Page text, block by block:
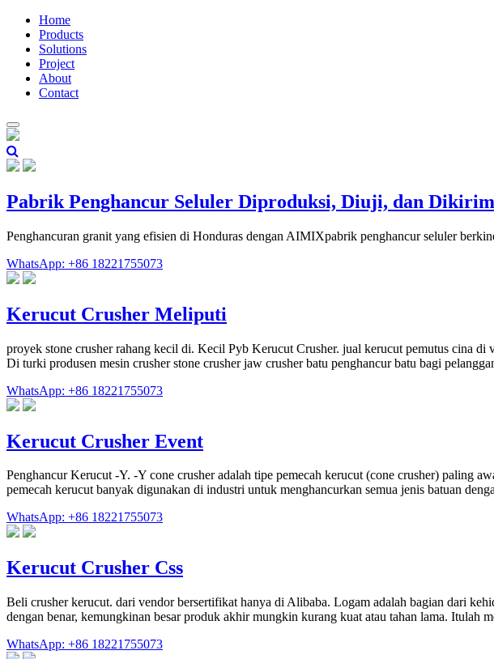
Home
Products
Solutions
Project
About
Contact
Pabrik Penghancur Seluler Diproduksi, Diuji, dan
Penghancuran granit yang efisien di Honduras dengan AIMIXpabrik penghancur seluler
WhatsApp: +86 18221755073
Kerucut Crusher Meliputi
proyek stone crusher rahang kecil di. Kecil Pyb Kerucut Crusher. jual kerucut pemutus cina di
Di turki produsen mesin crusher stone crusher jaw crusher batu penghancur batu bagi
WhatsApp: +86 18221755073
Kerucut Crusher Event
Penghancur Kerucut -Y. -Y cone crusher adalah tipe pemecah kerucut (cone crusher) paling
pemecah kerucut banyak digunakan di industri untuk menghancurkan semua jenis batuan
WhatsApp: +86 18221755073
Kerucut Crusher Css
Beli crusher kerucut. dari vendor bersertifikat hanya di Alibaba. Logam adalah bagian dari
dengan benar, kemungkinan besar produk akhir mungkin kurang kuat atau tahan lama. Itulah
WhatsApp: +86 18221755073